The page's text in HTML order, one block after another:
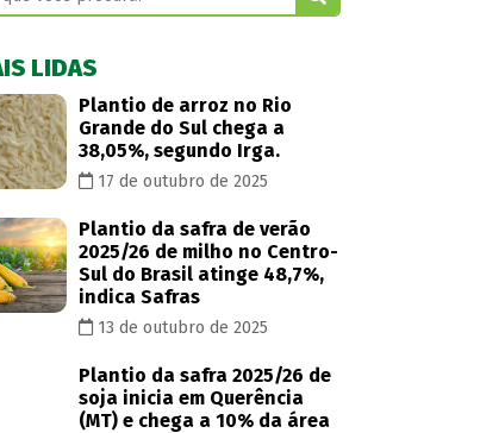
LIDAS
Plantio de arroz no Rio
Grande do Sul chega a
38,05%, segundo Irga.
17 de outubro de 2025
Plantio da safra de verão
2025/26 de milho no Centro-
Sul do Brasil atinge 48,7%,
indica Safras
13 de outubro de 2025
Plantio da safra 2025/26 de
soja inicia em Querência
(MT) e chega a 10% da área